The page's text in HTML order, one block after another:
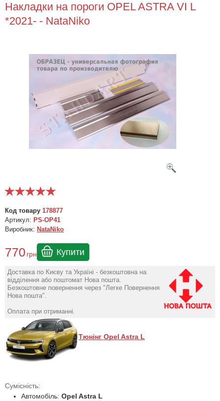
Накладки на пороги OPEL ASTRA VI L
*2021- - NataNiko
Код товару 178877
Артикул: PS-OP41
Виробник: NataNiko
770 грн Купити
Доставка по Києву та Україні - безкоштовна на
відділення або поштомат Нова пошта.
Безкоштовне повернення через "Легке Повернення
Нова пошта".
Оплата при отриманні.
Тюнінг Opel Astra L
Сумісність:
Автомобіль: Opel Astra L